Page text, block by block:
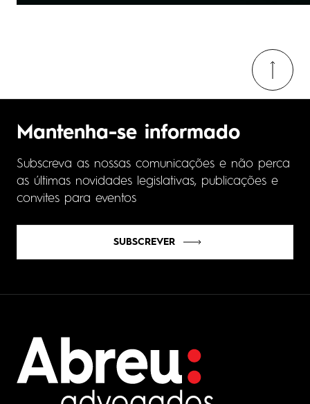
Mantenha-se informado
Subscreva as nossas comunicações e não perca
as últimas novidades legislativas, publicações e
convites para eventos
SUBSCREVER